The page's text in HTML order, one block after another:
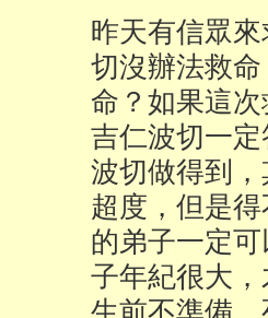
昨天有信眾
切沒辦法救
命？如果這
吉仁波切一
波切做得到
超度，但是
的弟子一定
子年紀很大
生前不準備